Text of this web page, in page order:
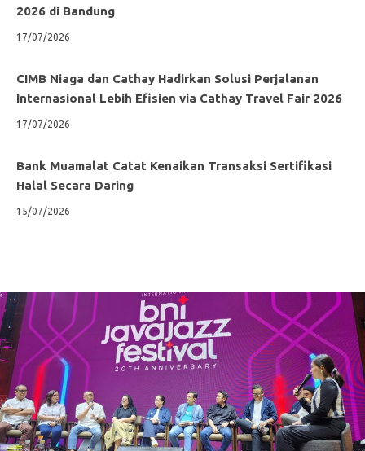
2026 di Bandung
17/07/2026
CIMB Niaga dan Cathay Hadirkan Solusi Perjalanan
Internasional Lebih Efisien via Cathay Travel Fair 2026
17/07/2026
Bank Muamalat Catat Kenaikan Transaksi Sertifikasi
Halal Secara Daring
15/07/2026